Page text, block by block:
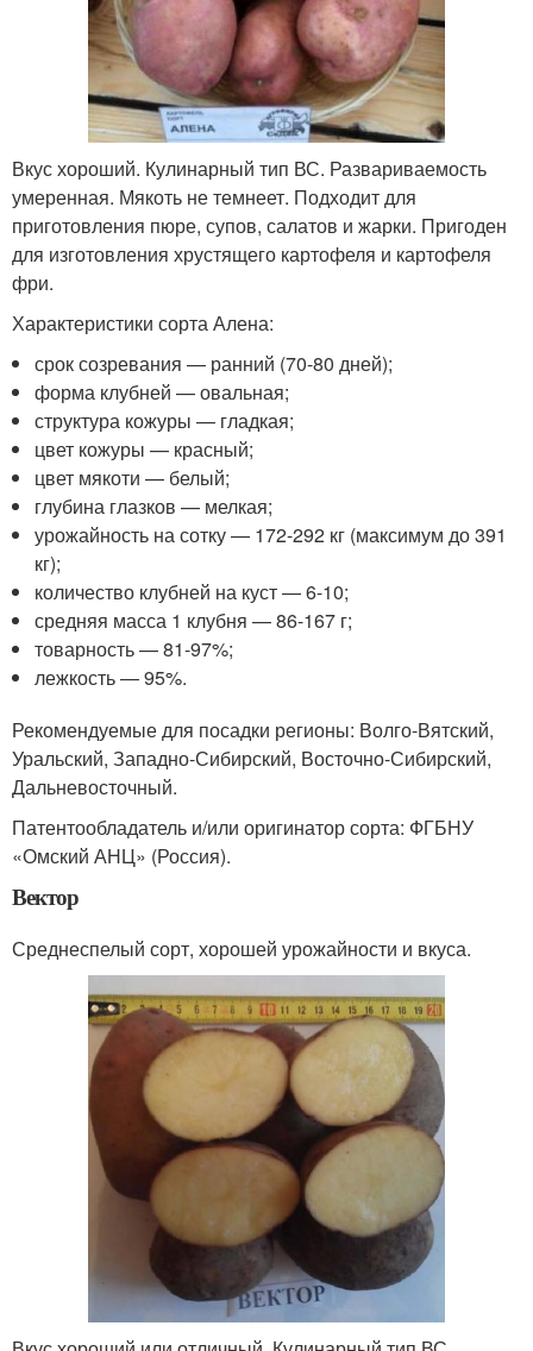
Вкус хороший. Кулинарный тип ВС. Развариваемость
умеренная. Мякоть не темнеет. Подходит для
приготовления пюре, супов, салатов и жарки. Пригоден
для изготовления хрустящего картофеля и картофеля
фри.
Характеристики сорта Алена:
срок созревания — ранний (70-80 дней);
форма клубней — овальная;
структура кожуры — гладкая;
цвет кожуры — красный;
цвет мякоти — белый;
глубина глазков — мелкая;
урожайность на сотку — 172-292 кг (максимум до 391
кг);
количество клубней на куст — 6-10;
средняя масса 1 клубня — 86-167 г;
товарность — 81-97%;
лежкость — 95%.
Рекомендуемые для посадки регионы: Волго-Вятский,
Уральский, Западно-Сибирский, Восточно-Сибирский,
Дальневосточный.
Патентообладатель и/или оригинатор сорта: ФГБНУ
«Омский АНЦ» (Россия).
Вектор
Среднеспелый сорт, хорошей урожайности и вкуса.